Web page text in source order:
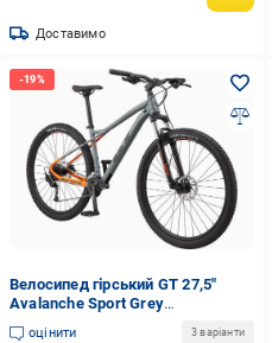
Доставимо
Велосипед гірський GT 27,5"
Avalanche Sport Grey
(UDV64B840E4A654.1E2)
оцінити 3 варіанти